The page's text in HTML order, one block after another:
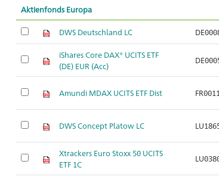
Aktienfonds Europa
DWS Deutschland LC
iShares Core DAX® UCITS ETF
(DE) EUR (Acc)
Amundi MDAX UCITS ETF Dist
DWS Concept Platow LC
Xtrackers Euro Stoxx 50 UCITS
ETF 1C